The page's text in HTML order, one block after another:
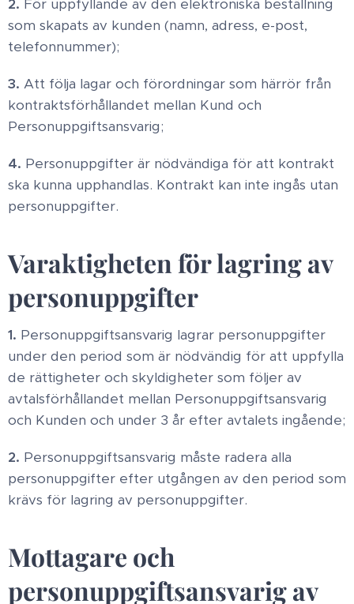
2. För uppfyllande av den elektroniska beställning
som skapats av kunden (namn, adress, e-post,
telefonnummer);
3. Att följa lagar och förordningar som härrör från
kontraktsförhållandet mellan Kund och
Personuppgiftsansvarig;
4. Personuppgifter är nödvändiga för att kontrakt
ska kunna upphandlas. Kontrakt kan inte ingås utan
personuppgifter.
Varaktigheten för lagring av
personuppgifter
1. Personuppgiftsansvarig lagrar personuppgifter
under den period som är nödvändig för att uppfylla
de rättigheter och skyldigheter som följer av
avtalsförhållandet mellan Personuppgiftsansvarig
och Kunden och under 3 år efter avtalets ingående;
2. Personuppgiftsansvarig måste radera alla
personuppgifter efter utgången av den period som
krävs för lagring av personuppgifter.
Mottagare och
personuppgiftsansvarig av